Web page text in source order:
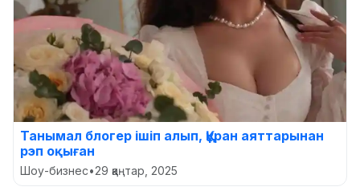
Танымал блогер ішіп алып, Құран аяттарынан
рэп оқыған
Шоу-бизнес•29 қаңтар, 2025